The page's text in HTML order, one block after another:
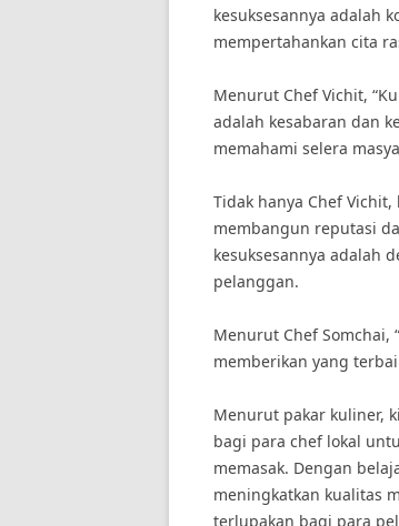
kesuksesannya adalah
mempertahankan cita
Menurut Chef Vichit,
adalah kesabaran dan
memahami selera
Tidak hanya Chef
membangun reputasi
kesuksesannya adalah
pelanggan.
Menurut Chef Somchai,
memberikan yang
Menurut pakar kuliner,
bagi para chef lokal
memasak. Dengan
meningkatkan kualitas
terlupakan bagi para